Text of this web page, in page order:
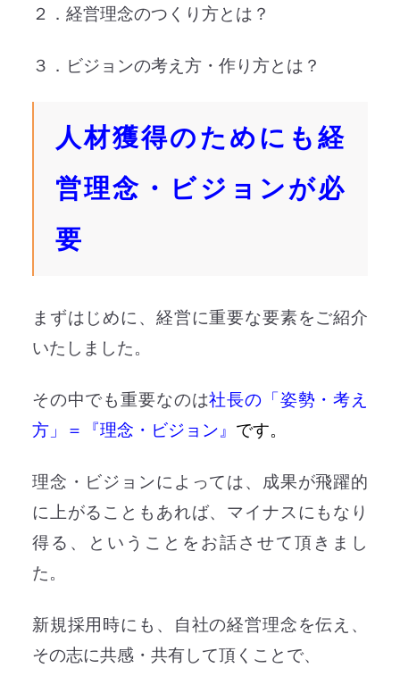
２．経営理念のつくり方とは？
３．ビジョンの考え方・作り方とは？
人材獲得のためにも経
営理念・ビジョンが必
要
まずはじめに、経営に重要な要素をご紹介
いたしました。
その中でも重要なのは社長の「姿勢・考え
方」＝『理念・ビジョン』 です。
理念・ビジョンによっては、成果が飛躍的
に上がることもあれば、マイナスにもなり
得る、ということをお話させて頂きまし
た。
新規採用時にも、自社の経営理念を伝え、
その志に共感・共有して頂くことで、